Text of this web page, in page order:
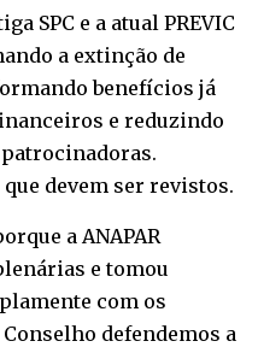
SPC e a atual PREVIC
a extinção de
benefícios já
e reduzindo
devem ser revistos.
a ANAPAR
e tomou
com os
defendemos a